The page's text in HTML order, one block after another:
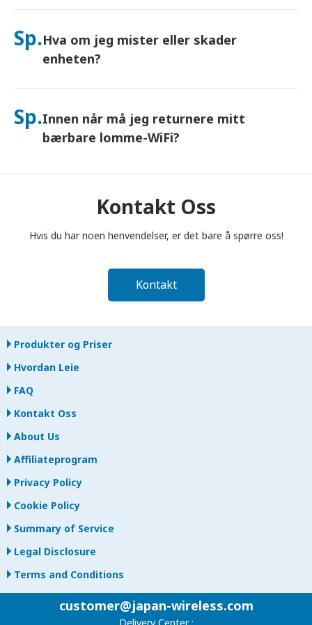
Ja – koble til opptil 10 enheter samtidig (telefoner, nettbrett,
inkluderer en gratis nødlader for bruk hele dagen.
Sp.Hva om jeg mister eller skader
enheten?
Du kan legge til Forsikring i kassen for å dekke tap eller skade.
skjer, kontakt oss umiddelbart – vi hjelper deg med å holde
deg tilkoblet.
Sp.Innen når må jeg returnere mitt
bærbare lomme-WiFi?
avsluttet. Hvis du returnerer for sent, vil du bli belastet.
Kontakt Oss
Hvis du har noen henvendelser, er det bare å spørre oss!
Kontakt
Produkter og Priser
Hvordan Leie
FAQ
Kontakt Oss
About Us
Affiliateprogram
Privacy Policy
Cookie Policy
Summary of Service
Legal Disclosure
Terms and Conditions
customer@japan-wireless.com